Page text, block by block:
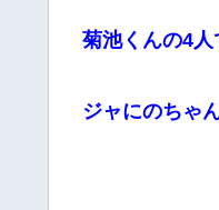
菊池くんの4
ジャにのちゃ